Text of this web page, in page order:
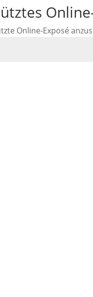
Online-Exposé